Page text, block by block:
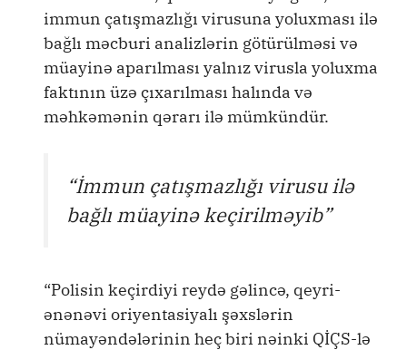
immun çatışmazlığı virusuna yoluxması ilə
bağlı məcburi analizlərin götürülməsi və
müayinə aparılması yalnız virusla yoluxma
faktının üzə çıxarılması halında və
məhkəmənin qərarı ilə mümkündür.
“İmmun çatışmazlığı virusu ilə
bağlı müayinə keçirilməyib”
“Polisin keçirdiyi reydə gəlincə, qeyri-
ənənəvi oriyentasiyalı şəxslərin
nümayəndələrinin heç biri nəinki QİÇS-lə